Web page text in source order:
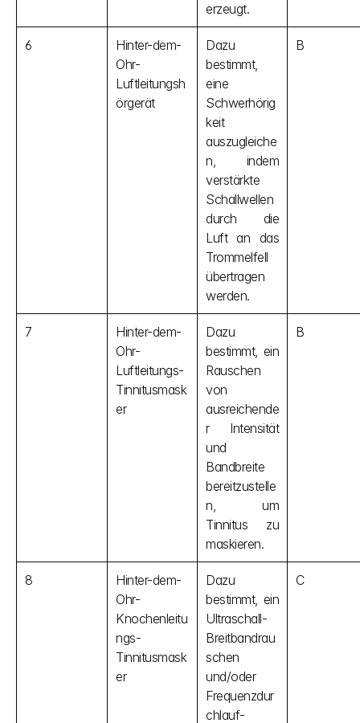
erzeugt.
6
Hinter-dem-
Ohr-
Luftleitungsh
örgerät
Dazu
bestimmt,
eine
Schwerhörig
keit
auszugleiche
n, indem
verstärkte
Schallwellen
durch die
Luft an das
Trommelfell
übertragen
werden.
B
7
Hinter-dem-
Ohr-
Luftleitungs-
Tinnitusmask
er
Dazu
bestimmt, ein
Rauschen
von
ausreichende
r Intensität
und
Bandbreite
bereitzustelle
n, um
Tinnitus zu
maskieren.
B
8
Hinter-dem-
Ohr-
Knochenleitu
ngs-
Tinnitusmask
er
Dazu
bestimmt, ein
Ultraschall-
Breitbandrau
schen
und/oder
Frequenzdur
chlauf-
C